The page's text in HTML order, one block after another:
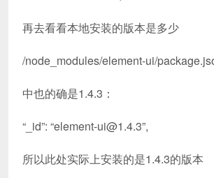
再去看看本地安装的版本是多少
/node_modules/element-ui/
中也的确是1.4.3：
“_id”: “element-ui@1.4.3”,
所以此处实际上安装的是1.4.3的版本